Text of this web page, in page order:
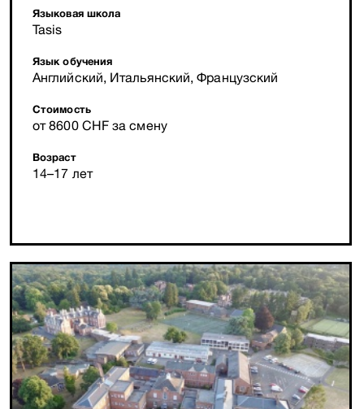
Языковая школа
Tasis
Язык обучения
Английский, Итальянский, Французский
Стоимость
от 8600 CHF за смену
Возраст
14–17 лет